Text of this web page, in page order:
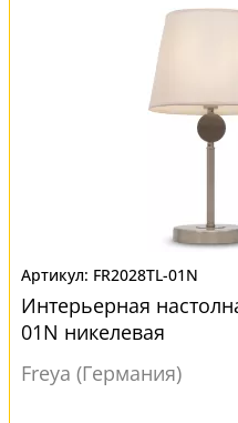
FR2028TL-01N
Интерьерная
01N никелевая
Freya (Германия)